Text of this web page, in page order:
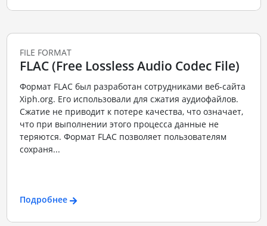
FILE FORMAT
FLAC (Free Lossless Audio Codec File)
Формат FLAC был разработан сотрудниками веб-сайта
Xiph.org. Его использовали для сжатия аудиофайлов.
Сжатие не приводит к потере качества, что означает,
что при выполнении этого процесса данные не
теряются. Формат FLAC позволяет пользователям
сохраня...
Подробнее